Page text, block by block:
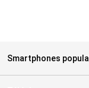
Smartphones